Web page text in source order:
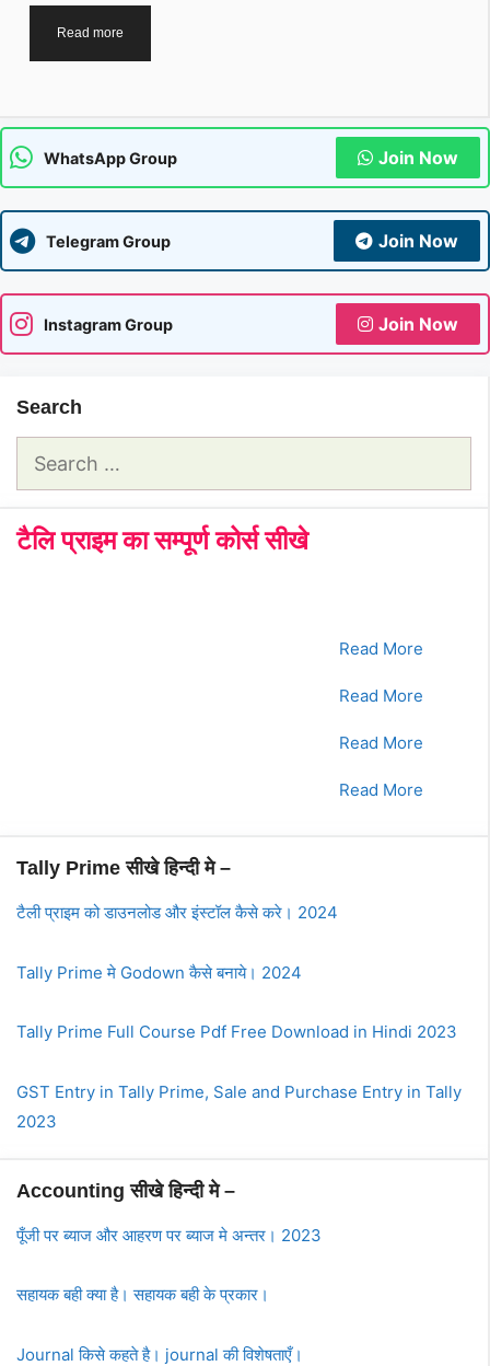
Read more
Hindi
WhatsApp Group Join Now
Telegram Group Join Now
Instagram Group Join Now
Search
Search
टैलि प्राइम का सम्पूर्ण कोर्स सीखे
Read More
Read More
Read More
Read More
Tally Prime सीखे हिन्दी मे –
टैली प्राइम को डाउनलोड और इंस्टॉल कैसे करे। 2024
Tally Prime मे Godown कैसे बनाये। 2024
Tally Prime Full Course Pdf Free Download in Hindi 2023
GST Entry in Tally Prime, Sale and Purchase Entry in Tally
2023
Accounting सीखे हिन्दी मे –
पूँजी पर ब्याज और आहरण पर ब्याज मे अन्तर। 2023
सहायक बही क्या है। सहायक बही के प्रकार।
Journal किसे कहते है। journal की विशेषताएँ।